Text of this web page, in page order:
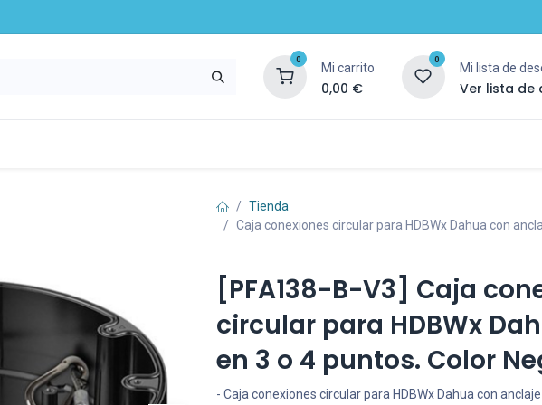
0
Mi carrito
0,00 €
0
Mi lista de
Ver lista de
Tienda
Caja conexiones circular para HDBWx Dahua con
[PFA138-B-V3] Caja
circular para HDBWx
en 3 o 4 puntos. Color
- Caja conexiones circular para HDBWx Dahua con